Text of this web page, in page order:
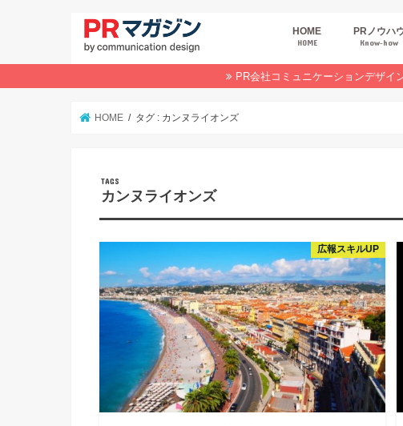
HOME
HOME
PRノウハ
Know‐how
広報スキル
商品・サー
デジタルPR
PRトレンド
イベントPR
業界コラム
オンライン
PR会社コミュニケーションデザイ
HOME タグ : カンヌライオンズ
カンヌライオンズ
広報スキルUP